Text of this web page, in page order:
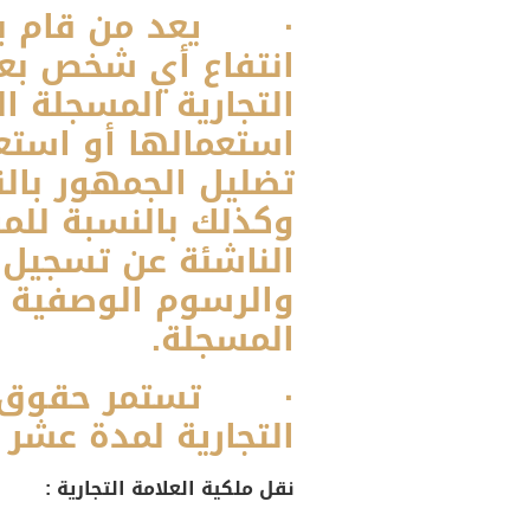
· يعد من قام
انتفاع أي شخص
التجارية
استعمالها أو
تضليل الجمهور
وكذلك بالنسبة
الناشئة عن تسجيل
والرسوم الوصفية
المسجلة.
· تستمر حقوق
التجارية لمدة
نقل ملكية العلامة التجارية :